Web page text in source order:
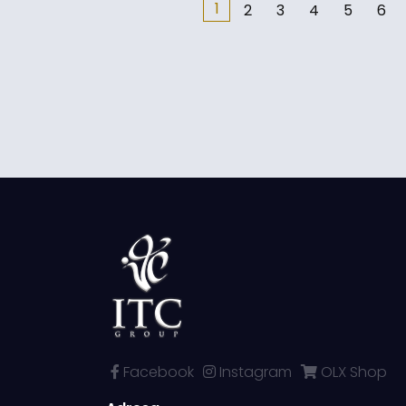
1 2 3 4 5 6
Facebook Instagram
OLX Shop